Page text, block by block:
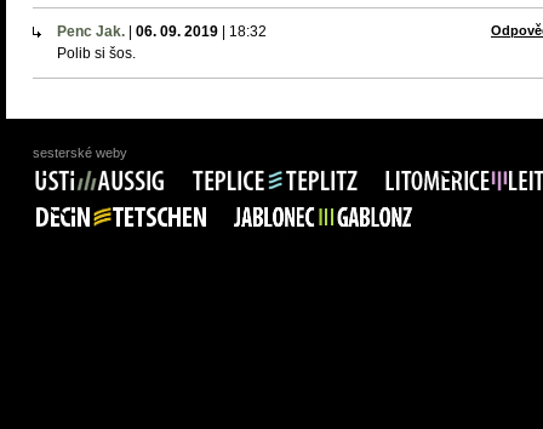
Penc Jak. 06. 09. 2019 18:32
Polib si šos.
sesterské weby